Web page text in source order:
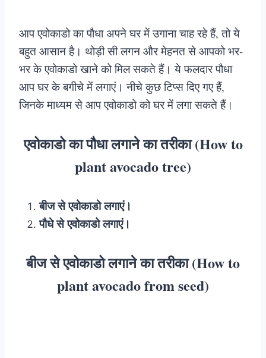
आप एवोकाडो का पौधा अपने घर में उगाना चाह रहे हैं, तो ये
बहुत आसान है। थोड़ी सी लगन और मेहनत से आपको भर-
भर के एवोकाडो खाने को मिल सकते हैं। ये फलदार पौधा
आप घर के बगीचे में लगाएं। नीचे कुछ टिप्स दिए गए हैं,
जिनके माध्यम से आप एवोकाडो को घर में लगा सकते हैं।
एवोकाडो का पौधा लगाने का तरीका (How to
plant avocado tree)
बीज से एवोकाडो लगाएं।
पौधे से एवोकाडो लगाएं।
बीज से एवोकाडो लगाने का तरीका (How to
plant avocado from seed)